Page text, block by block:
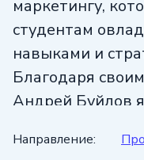
маркетингу,
студентам
навыками и
Благодаря
Андрей Буйлов
маркетинга и
Направление: